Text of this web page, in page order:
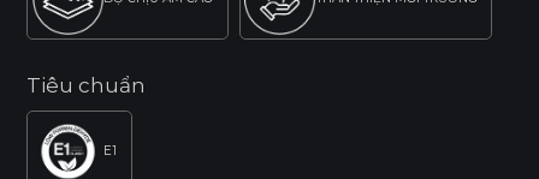
Tiêu chuẩn
E1